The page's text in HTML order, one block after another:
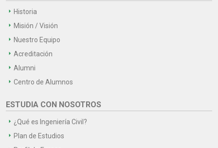
Historia
Misión / Visión
Nuestro Equipo
Acreditación
Alumni
Centro de Alumnos
ESTUDIA CON NOSOTROS
¿Qué es Ingeniería Civil?
Plan de Estudios